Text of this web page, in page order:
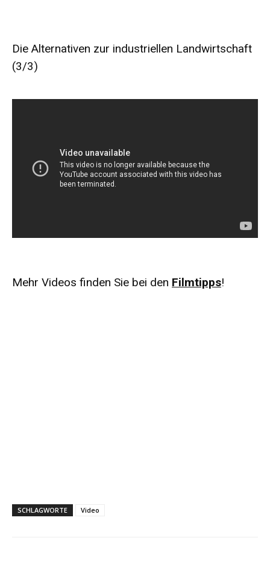
Die Alternativen zur industriellen Landwirtschaft
(3/3)
Mehr Videos finden Sie bei den Filmtipps!
SCHLAGWORTE Video